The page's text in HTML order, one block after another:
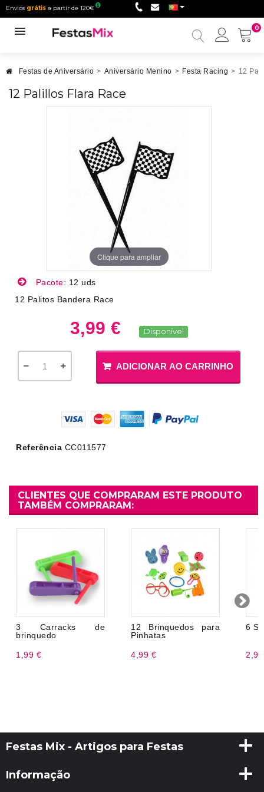
Envios grátis a partir de 120€
0
Minha
Festas de Aniversário > Aniversário Menino > Festa Racing > 12
12 Palillos Flara Race
Clique para ampliar
Pacote: 12 uds
12 Palitos Bandera Race
3,99 € Disponível
ADICIONAR AO CARRINHO
Referência CC011577
CLIENTES QUE COMPRARAM ESTE PRODUTO
TAMBÉM COMPRARAM:
3 Carracks de
brinquedo
1,99 €
12 Brinquedos para
Pinhatas
4,99 €
6
Festas Mix - Artigos para Festas
Informação